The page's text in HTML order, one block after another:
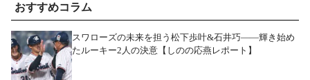
おすすめコラム
スワローズの未来を担う松下歩叶&石井巧――輝き始め
たルーキー2人の決意【しのの応燕レポート】